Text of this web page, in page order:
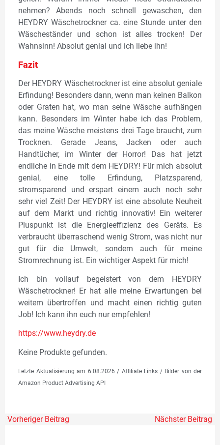
nehmen? Abends noch schnell gewaschen, den
HEYDRY Wäschetrockner ca. eine Stunde unter den
Wäscheständer und schon ist alles trocken! Der
Wahnsinn! Absolut genial und ich liebe ihn!
Fazit
Der HEYDRY Wäschetrockner ist eine absolut geniale
Erfindung! Besonders dann, wenn man keinen Balkon
oder Graten hat, wo man seine Wäsche aufhängen
kann. Besonders im Winter habe ich das Problem,
das meine Wäsche meistens drei Tage braucht, zum
Trocknen. Gerade Jeans, Jacken oder auch
Handtücher, im Winter der Horror! Das hat jetzt
endliche in Ende mit dem HEYDRY! Für mich absolut
genial, eine tolle Erfindung, Platzsparend,
stromsparend und erspart einem auch noch sehr
sehr viel Zeit! Der HEYDRY ist eine absolute Neuheit
auf dem Markt und richtig innovativ! Ein weiterer
Pluspunkt ist die Energieeffizienz des Geräts. Es
verbraucht überraschend wenig Strom, was nicht nur
gut für die Umwelt, sondern auch für meine
Stromrechnung ist. Ein wichtiger Aspekt für mich!
Ich bin vollauf begeistert von dem HEYDRY
Wäschetrockner! Er hat alle meine Erwartungen bei
weitem übertroffen und macht einen richtig guten
Job! Ich kann ihn euch nur empfehlen!
https://www.heydry.de
Keine Produkte gefunden.
Letzte Aktualisierung am 6.08.2026 / Affiliate Links / Bilder von der
Amazon Product Advertising API
Vorheriger Beitrag Nächster Beitrag